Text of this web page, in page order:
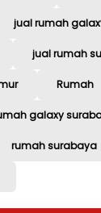
jual rumah
jual rumah
Rumah
galaxy
rumah surabaya